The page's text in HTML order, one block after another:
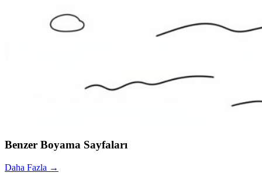
Benzer Boyama Sayfaları
Daha Fazla →